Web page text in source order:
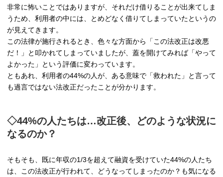
非常に怖いことではありますが、それだけ借りることが出来てしま
うため、利用者の中には、とめどなく借りてしまっていたというの
が見えてきます。
この法律が施行されるとき、色々な方面から「この法改正は改悪
だ！」と叩かれてしまっていましたが、蓋を開けてみれば「やって
よかった」という評価に変わっています。
ともあれ、利用者の44%の人が、ある意味で「救われた」と言って
も過言ではない法改正だったことが分かります。
◇44%の人たちは…改正後、どのような状況に
なるのか？
そもそも、既に年収の1/3を超えて融資を受けていた44%の人たち
は、この法改正が行われて、どうなってしまったのか？も気になる